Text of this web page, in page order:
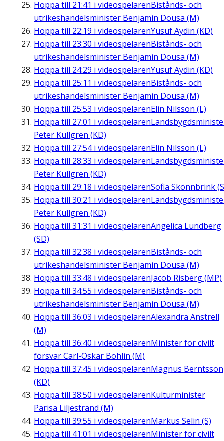
Hoppa till 21:41 i videospelarenBistånds- och
utrikeshandelsminister Benjamin Dousa (M)
Hoppa till 22:19 i videospelarenYusuf Aydin (KD)
Hoppa till 23:30 i videospelarenBistånds- och
utrikeshandelsminister Benjamin Dousa (M)
Hoppa till 24:29 i videospelarenYusuf Aydin (KD)
Hoppa till 25:11 i videospelarenBistånds- och
utrikeshandelsminister Benjamin Dousa (M)
Hoppa till 25:53 i videospelarenElin Nilsson (L)
Hoppa till 27:01 i videospelaren
Peter Kullgren (KD)
Hoppa till 27:54i videospelarenElin Nilsson (L)
Hoppa till 28:33 i videospelaren
Peter Kullgren (KD)
Hoppa till 29:18 i videospelarenSofia Skönnbrink
Hoppa till 30:21 i videospelaren
Peter Kullgren (KD)
Hoppa till 31:31 i videospelarenAngelica Lundberg
(SD)
Hoppa till 32:38 i videospelarenBistånds- och
utrikeshandelsminister Benjamin Dousa (M)
Hoppa till 33:48 i videospelarenJacob Risberg (MP)
Hoppa till 34:55 i videospelarenBistånds- och
utrikeshandelsminister Benjamin Dousa (M)
Hoppa till 36:03 i videospelarenAlexandra Anstrell
(M)
Hoppa till 36:40 i videospelarenMinister för civilt
försvar Carl-Oskar Bohlin (M)
Hoppa till 37:45 i videospelarenMagnus Berntsson
(KD)
Hoppa till 38:50 i videospelarenKulturminister
Parisa Liljestrand (M)
Hoppa till 39:55 i videospelarenMarkus Selin (S)
Hoppa till 41:01 i videospelarenMinister för civilt